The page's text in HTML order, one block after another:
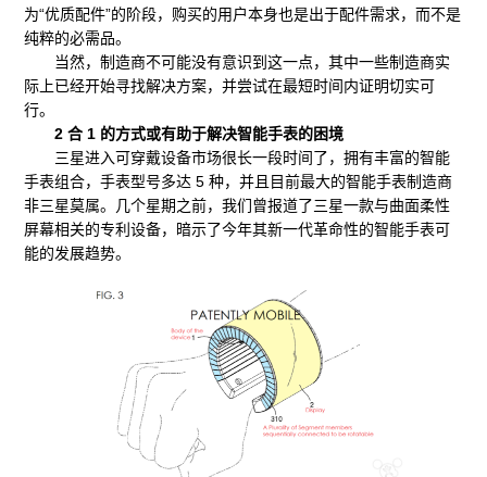
为“优质配件”的阶段，购买的用户本身也是出于配件需求，而不是
纯粹的必需品。
当然，制造商不可能没有意识到这一点，其中一些制造商实
际上已经开始寻找解决方案，并尝试在最短时间内证明切实可
行。
2 合 1 的方式或有助于解决智能手表的困境
三星进入可穿戴设备市场很长一段时间了，拥有丰富的智能
手表组合，手表型号多达 5 种，并且目前最大的智能手表制造商
非三星莫属。几个星期之前，我们曾报道了三星一款与曲面柔性
屏幕相关的专利设备，暗示了今年其新一代革命性的智能手表可
能的发展趋势。